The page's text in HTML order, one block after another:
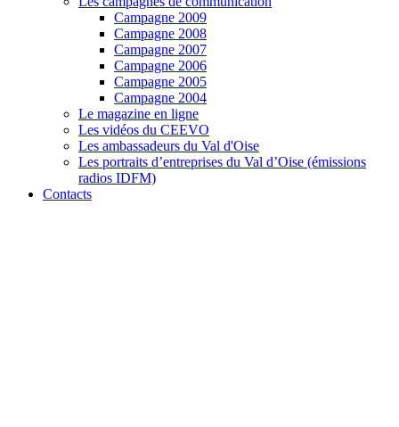
Campagne 2009
Campagne 2008
Campagne 2007
Campagne 2006
Campagne 2005
Campagne 2004
Le magazine en ligne
Les vidéos du CEEVO
Les ambassadeurs du Val d'Oise
Les portraits d’entreprises du Val d’Oise (émissions
radios IDFM)
Contacts